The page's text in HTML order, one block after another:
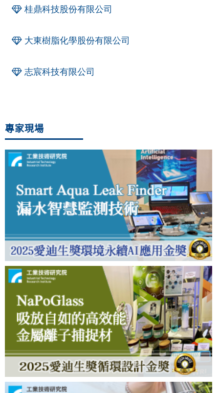
桂鼎科技股份有限公司
大東樹脂化學股份有限公司
志宸科技有限公司
專家現場